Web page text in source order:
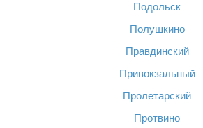
Подольск
Полушкино
Правдинский
Привокзальный
Пролетарский
Протвино